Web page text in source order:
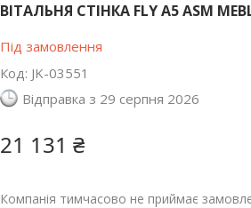
ВІТАЛЬНЯ СТІНКА FLY A5 ASM
Під замовлення
Код: JK-03551
Відправка з 29 серпня 2026
21 131 ₴
Компанія тимчасово не приймає